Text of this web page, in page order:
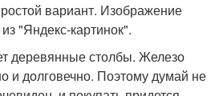
вариант. Изображение
"Яндекс-картинок".
деревянные столбы. Железо
и долговечно. Поэтому думай не